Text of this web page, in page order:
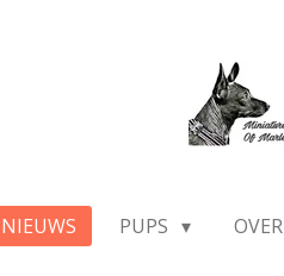
NIEUWS PUPS